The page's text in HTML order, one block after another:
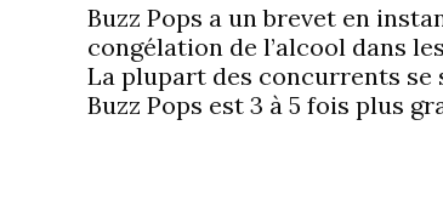
Buzz Pops a un brevet en
congélation de l’alcool dans
La plupart des concurrents se
Buzz Pops est 3 à 5 fois plus